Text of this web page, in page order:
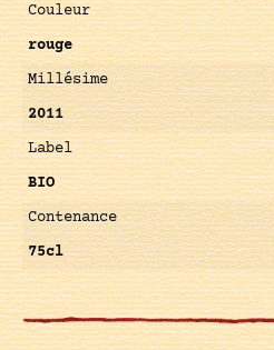
Couleur
rouge
Millésime
2011
Label
BIO
Contenance
75cl